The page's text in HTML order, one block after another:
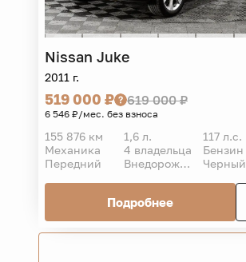
Nissan Juke
2011 г.
519 000 ₽ 619 000 ₽
6 546 ₽/мес. без взноса
155 876 км 1,6 л.
117 л.с.
Механика
4 владельца
Бензин
Передний
Внедорожник 5 дв. Черный
Подробнее